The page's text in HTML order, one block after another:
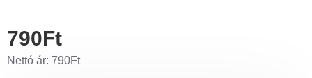
790Ft
Nettó ár: 790Ft